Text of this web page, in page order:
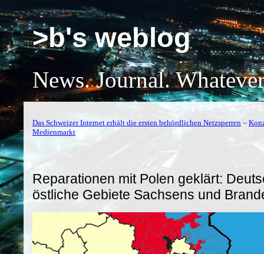
>b's weblog
News. Journal.
Das Schweizer Internet erhält die ersten behördlichen Netzsperren –
Medienmarkt
Reparationen mit Polen geklärt:
östliche Gebiete Sachsens und